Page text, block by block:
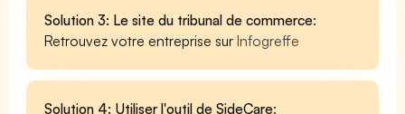
Solution 3: Le site du tribunal de commerce:
Retrouvez votre entreprise surInfogreffe
Solution 4: Utiliser l'outil de SideCare: